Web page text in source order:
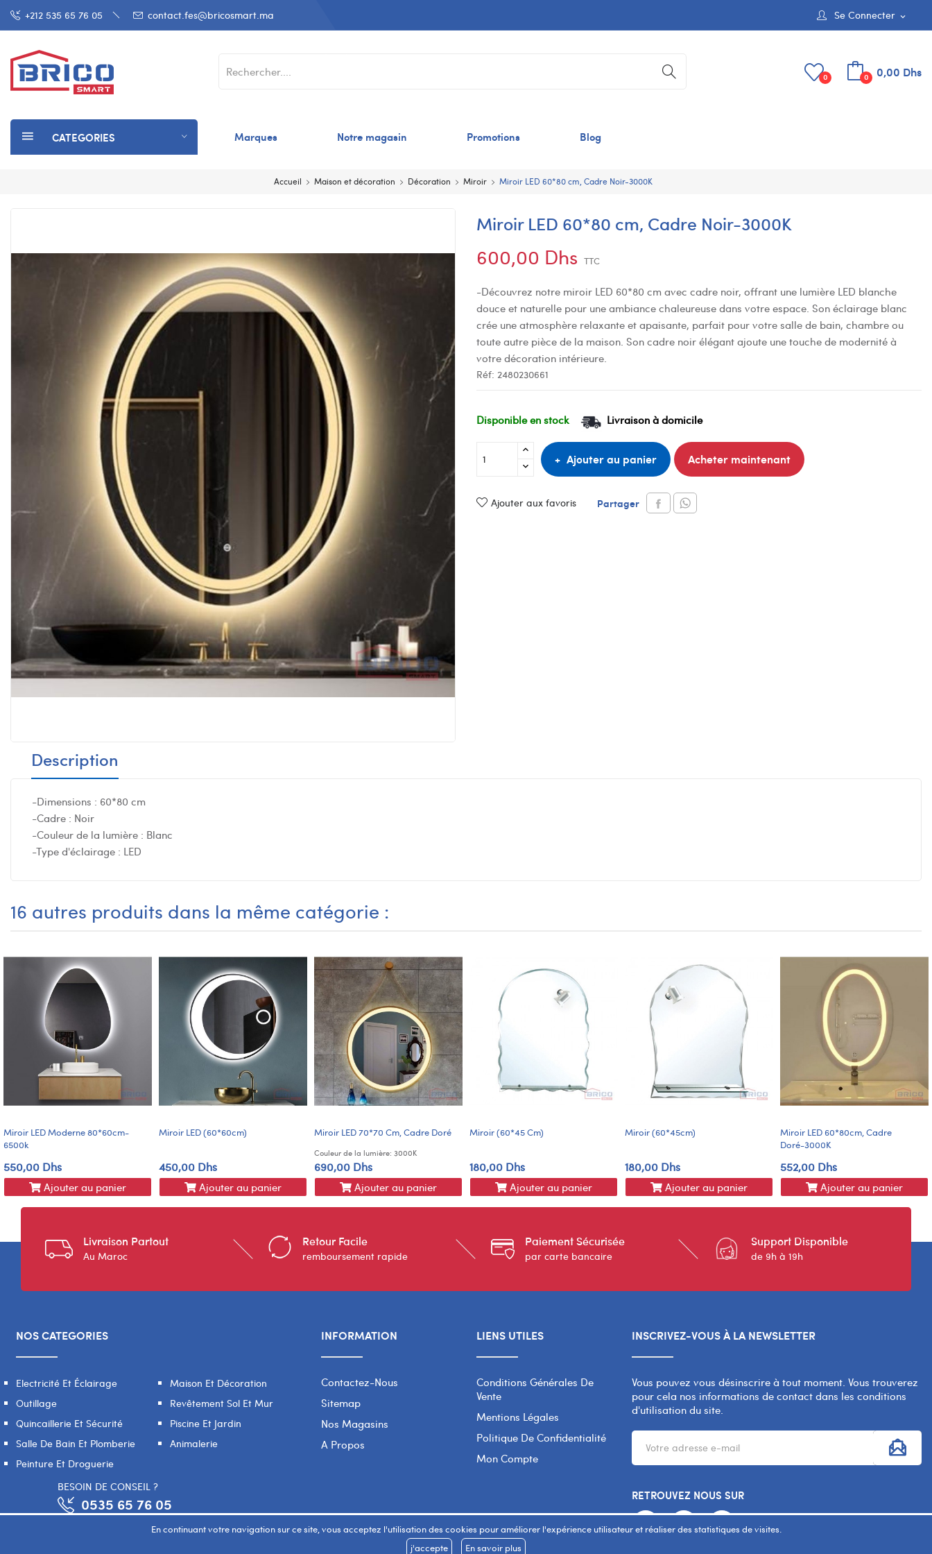
En continuant votre navigation sur ce site, vous acceptez l'utilisation des cookies pour améliorer l'expérience utilisateur et réaliser des statistiques de visites.
j'accepte
En savoir plus
Se Connecter expand_more
+212 535 65 76 05 contact.fes@bricosmart.ma
0,00 Dhs
0
0
CATEGORIES Marques Notre magasin Promotions Blog
Accueil Maison et décoration Décoration Miroir Miroir LED 60*80 cm, Cadre Noir-3000K
Miroir LED 60*80 cm, Cadre Noir-3000K
600,00 Dhs TTC
-Découvrez notre miroir LED 60*80 cm avec cadre noir, offrant une lumière LED blanche
douce et naturelle pour une ambiance chaleureuse dans votre espace. Son éclairage blanc
crée une atmosphère relaxante et apaisante, parfait pour votre salle de bain, chambre ou
toute autre pièce de la maison. Son cadre noir élégant ajoute une touche de modernité à
votre décoration intérieure.
Réf: 2480230661
Disponible en stock Livraison à domicile
Ajouter au panier Acheter maintenant
Ajouter aux favoris Partager
Description
-Dimensions : 60*80 cm
-Cadre : Noir
-Couleur de la lumière : Blanc
-Type d'éclairage : LED
16 autres produits dans la même catégorie :
Miroir LED Moderne 80*60cm-
6500k
550,00 Dhs
Ajouter au panier
Miroir LED (60*60cm)
450,00 Dhs
Ajouter au panier
Miroir LED 70*70 Cm, Cadre Doré
Couleur de la lumière: 3000K
690,00 Dhs
Ajouter au panier
Miroir (60*45 Cm)
180,00 Dhs
Ajouter au panier
Miroir (60*45cm)
180,00 Dhs
Ajouter au panier
Miroir LED 60*80cm, Cadre
Doré-3000K
552,00 Dhs
Ajouter au panier
Livraison Partout
Au Maroc
Retour Facile
remboursement rapide
Paiement Sécurisée
par carte bancaire
Support Disponible
de 9h à 19h
NOS CATEGORIES
Electricité Et Éclairage
Outillage
Quincaillerie Et Sécurité
Salle De Bain Et Plomberie
Peinture Et Droguerie
Maison Et Décoration
Revêtement Sol Et Mur
Piscine Et Jardin
Animalerie
BESOIN DE CONSEIL ?
0535 65 76 05
INFORMATION
Contactez-Nous
Sitemap
Nos Magasins
A Propos
LIENS UTILES
Conditions Générales De
Vente
Mentions Légales
Politique De Confidentialité
Mon Compte
INSCRIVEZ-VOUS À LA NEWSLETTER
Vous pouvez vous désinscrire à tout moment. Vous trouverez
pour cela nos informations de contact dans les conditions
d'utilisation du site.
RETROUVEZ NOUS SUR